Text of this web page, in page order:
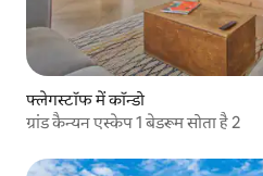
फ्लेगस्टॉफ में कॉन्डो
ग्रांड कैन्यन एस्केप 1 बेडरूम सोता है 2